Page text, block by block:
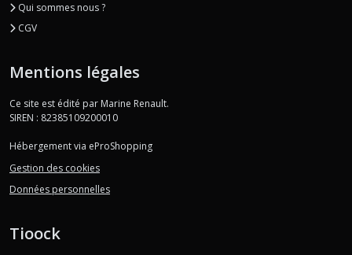
Qui sommes nous ?
CGV
Mentions légales
Ce site est édité par Marine Renault.
SIREN : 82385109200010
Hébergement via eProShopping
Gestion des cookies
Données personnelles
Tioock